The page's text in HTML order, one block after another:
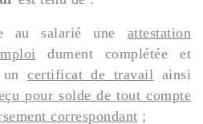
au salarié une attestation
dument complétée et
uncertificat de travail ainsi
pour solde de tout compte
correspondant ;